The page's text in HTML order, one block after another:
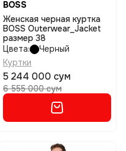
BOSS
Женская черная куртка
BOSS Outerwear_Jacket
размер 38
Цвета:
Черный
Куртки
5 244 000 сум
6 555 000 сум